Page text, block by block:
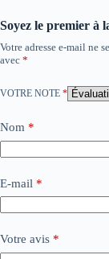
Soyez le premier à
Votre adresse e-mail ne
avec *
VOTRE NOTE *
Nom *
E-mail *
Votre avis *